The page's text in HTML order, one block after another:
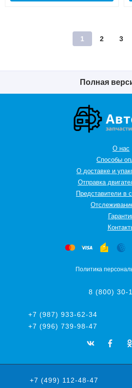
1 2 3
Полная
О нас
Способы
О доставке и
Отправка
Представители в
Политика
8 (800) 30-
+7 (987) 933-62-34
+7 (996) 739-98-47
+7 (499) 112-48-47